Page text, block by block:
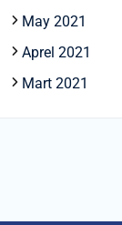
May 2021
Aprel 2021
Mart 2021